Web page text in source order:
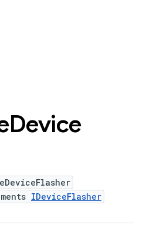
Device
IDeviceFlasher